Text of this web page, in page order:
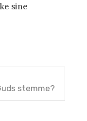
sine
stemme?